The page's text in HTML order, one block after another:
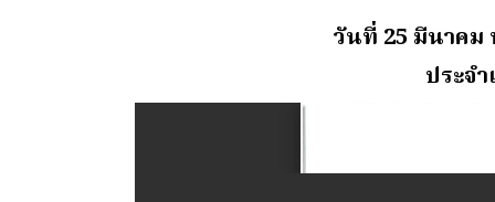
วันที่ 25 มีนาคม
ประจํ